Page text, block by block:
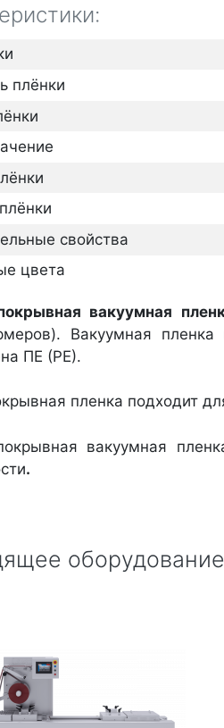
плёнки
свойства
цвета
вакуумная
Вакуумная
ПЕ (РЕ).
пленка подходит
вакуумная
.